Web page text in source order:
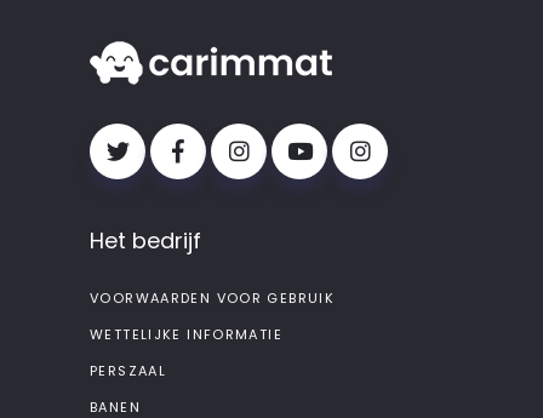
Het bedrijf
VOORWAARDEN VOOR GEBRUIK
WETTELIJKE INFORMATIE
PERSZAAL
BANEN